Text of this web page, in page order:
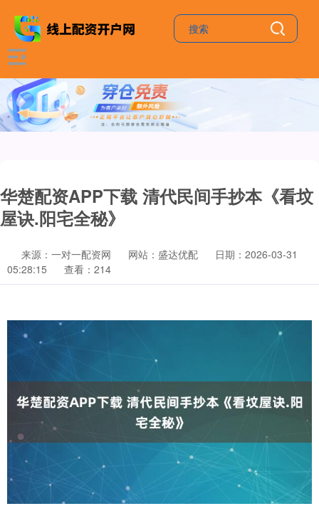
华楚配资APP下载 清代民间手抄本《看坟
屋诀.阳宅全秘》
来源：一对一配资网 网站：盛达优配
日期：2026-03-31
05:28:15
查看：214